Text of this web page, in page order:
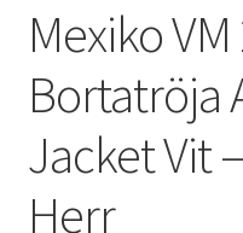
Mexiko
Bortatröja
Jacket Vit
Herr